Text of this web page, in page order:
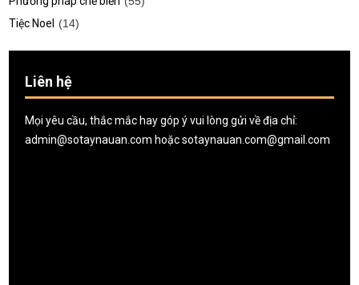
Tiệc Noel
(14)
Liên hệ
Mọi yêu cầu, thắc mắc hay góp ý vui lòng gửi về địa chỉ:
admin@sotaynauan.com hoặcsotaynauan.com@gmail.com